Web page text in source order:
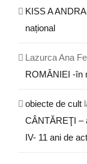
KISS A
național
Lazurca Ana
ROMÂNIEI -în
obiecte de cult
CÂNTĂREŢI –
IV- 11 ani de